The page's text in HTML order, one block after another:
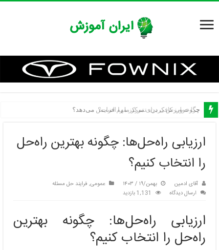
چگونه ورزش کردن، تمرکز ما را افزایش می‌دهد؟
ارزیابی راه‌حل‌ها: چگونه بهترین راه‌حل
را انتخاب کنیم؟
آقای ادمین بهمن/۱۹ / ۱۴۰۳ عمومی, فرایند حل مسئله
ارسال دیدگاه
1,131 بازدید
ارزیابی راه‌حل‌ها: چگونه بهترین
راه‌حل را انتخاب کنیم؟